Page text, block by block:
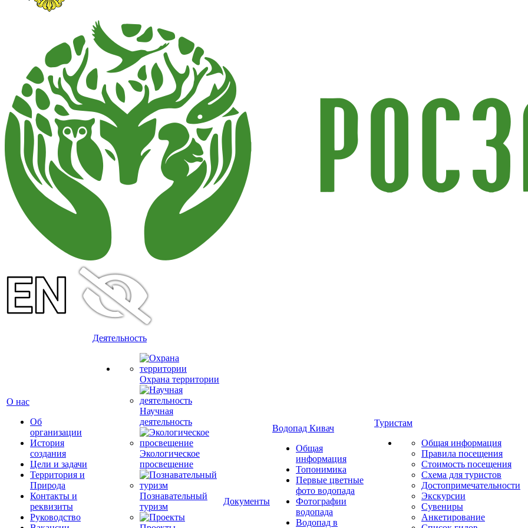
О нас
Об
организации
История
создания
Цели и задачи
Территория и
Природа
Контакты и
реквизиты
Руководство
Деятельность
Охрана территории
Научная
деятельность
Экологическое
просвещение
Познавательный
туризм
Документы
Водопад Кивач
Общая
информация
Топонимика
Первые цветные
фото водопада
Фотографии
водопада
Водопад в
Туристам
Общая информация
Правила посещения
Стоимость посещения
Схема для туристов
Достопримечательности
Экскурсии
Сувениры
Анкетирование